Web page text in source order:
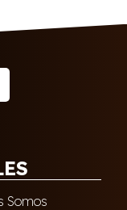
Somos